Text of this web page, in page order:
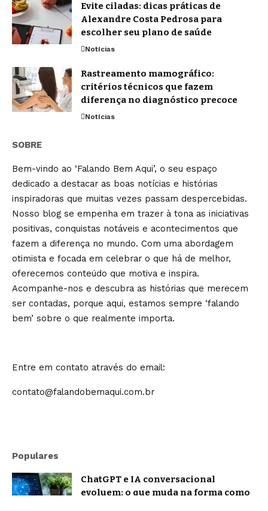
Evite ciladas: dicas práticas de
Alexandre Costa Pedrosa para
escolher seu plano de saúde
Notícias
Rastreamento mamográfico:
critérios técnicos que fazem
diferença no diagnóstico precoce
Notícias
SOBRE
Bem-vindo ao ‘Falando Bem Aqui’, o seu espaço
dedicado a destacar as boas notícias e histórias
inspiradoras que muitas vezes passam despercebidas.
Nosso blog se empenha em trazer à tona as iniciativas
positivas, conquistas notáveis e acontecimentos que
fazem a diferença no mundo. Com uma abordagem
otimista e focada em celebrar o que há de melhor,
oferecemos conteúdo que motiva e inspira.
Acompanhe-nos e descubra as histórias que merecem
ser contadas, porque aqui, estamos sempre ‘falando
bem’ sobre o que realmente importa.
Entre em contato através do email:
contato@falandobemaqui.com.br
Populares
ChatGPT e IA conversacional
evoluem: o que muda na forma como